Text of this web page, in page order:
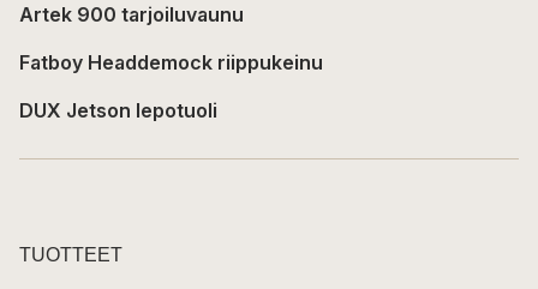
Artek 900 tarjoiluvaunu
Fatboy Headdemock riippukeinu
DUX Jetson lepotuoli
TUOTTEET